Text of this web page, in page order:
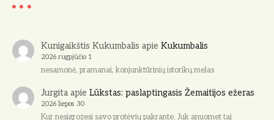
e
Kunigaikštis Kukumbalis apie Kukumbalis
2026 rugpjūčio 1
nesamonė, pramanai, konjunktūrinių istorikų melas
Jurgitaapie Lūkstas: paslaptingasis Žemaitijos ežeras
2026 liepos 30
Kur nesigrozesi savo protėvių pakrante. Juk anuomet tai